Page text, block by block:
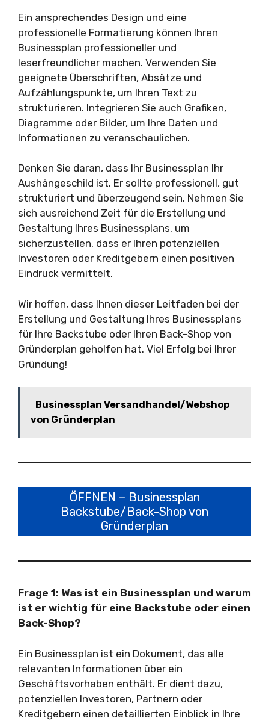
Ein ansprechendes Design und eine
professionelle Formatierung können Ihren
Businessplan professioneller und
leserfreundlicher machen. Verwenden Sie
geeignete Überschriften, Absätze und
Aufzählungspunkte, um Ihren Text zu
strukturieren. Integrieren Sie auch Grafiken,
Diagramme oder Bilder, um Ihre Daten und
Informationen zu veranschaulichen.
Denken Sie daran, dass Ihr Businessplan Ihr
Aushängeschild ist. Er sollte professionell, gut
strukturiert und überzeugend sein. Nehmen Sie
sich ausreichend Zeit für die Erstellung und
Gestaltung Ihres Businessplans, um
sicherzustellen, dass er Ihren potenziellen
Investoren oder Kreditgebern einen positiven
Eindruck vermittelt.
Wir hoffen, dass Ihnen dieser Leitfaden bei der
Erstellung und Gestaltung Ihres Businessplans
für Ihre Backstube oder Ihren Back-Shop von
Gründerplan geholfen hat. Viel Erfolg bei Ihrer
Gründung!
Businessplan Versandhandel/Webshop
von Gründerplan
ÖFFNEN – Businessplan
Backstube/Back-Shop von
Gründerplan
Frage 1: Was ist ein Businessplan und warum
ist er wichtig für eine Backstube oder einen
Back-Shop?
Ein Businessplan ist ein Dokument, das alle
relevanten Informationen über ein
Geschäftsvorhaben enthält. Er dient dazu,
potenziellen Investoren, Partnern oder
Kreditgebern einen detaillierten Einblick in Ihre